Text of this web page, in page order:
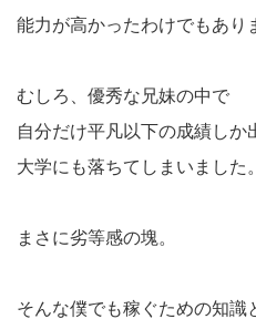
能力が高かったわけでもあり
むしろ、優秀な兄妹の中で
自分だけ平凡以下の成績しか
大学にも落ちてしまいました。
まさに劣等感の塊。
そんな僕でも稼ぐための知識